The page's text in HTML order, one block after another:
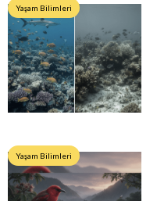
Yaşam Bilimleri
Yaşam Bilimleri